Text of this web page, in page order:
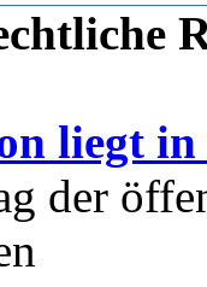
liegt
der